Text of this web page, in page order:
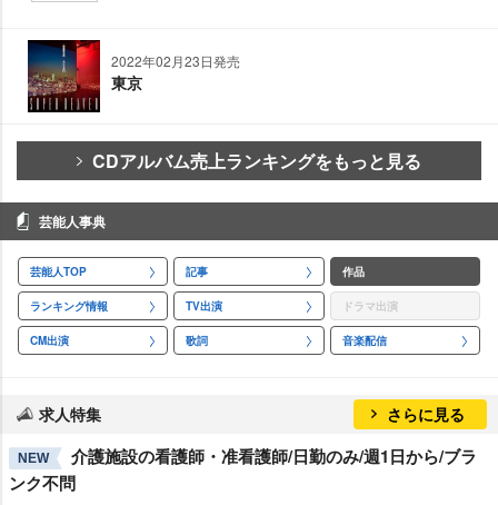
2022年02月23日発売
東京
CDアルバム売上ランキングをもっと見る
芸能人事典
芸能人TOP 記事 作品
ランキング情報 TV出演 ドラマ出演
CM出演 歌詞 音楽配信
求人特集 さらに見る
NEW
介護施設の看護師・准看護師/日勤のみ/週1日から/ブラ
ンク不問